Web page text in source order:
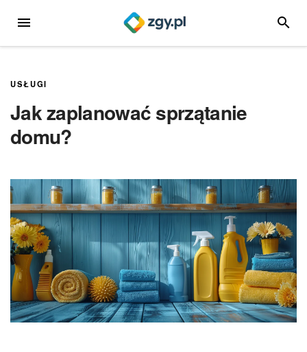
MENU
USŁUGI
Jak zaplanować sprzątanie
domu?